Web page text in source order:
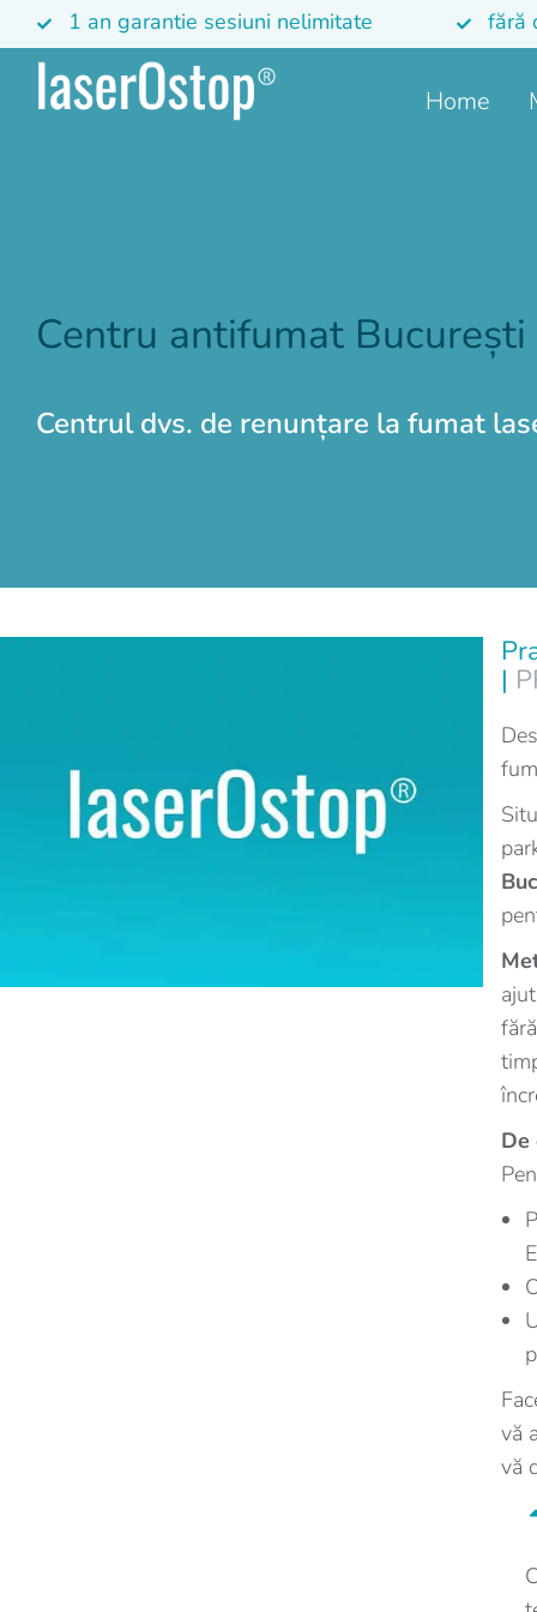
1 an garantie sesiuni nelimitate fără
Home
Centru antifumat
Centrul dvs. de renunțare la fumat
|
vă
vă